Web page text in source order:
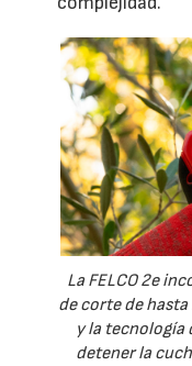
La FELCO 2e
de corte de
y la tecnología
detener la